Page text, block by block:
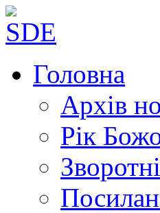
Головна
Архів
Рік